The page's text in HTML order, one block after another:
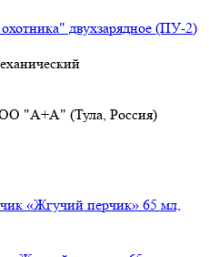
двухзарядное (ПУ-2)
"А+А" (Тула, Россия)